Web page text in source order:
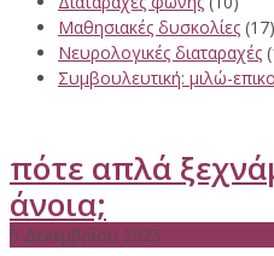
Μαθησιακές δυσκολίες (17)
Νευρολογικές διαταραχές
Συμβουλευτική: μιλώ-
πότε απλά
άνοια;
5 Δεκεμβρίου 2025